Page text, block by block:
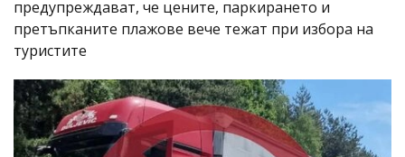
предупреждават, че цените, паркирането и
претъпканите плажове вече тежат при избора на
туристите